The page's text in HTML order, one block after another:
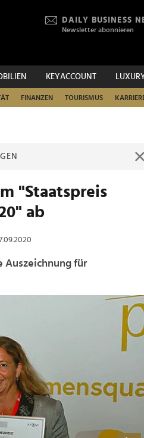
DAILY BUSINESS
Newsletter abonnieren
KEYACCOUNT
FINANZEN TOURISMUS
"Staatspreis
ab
Auszeichnung für